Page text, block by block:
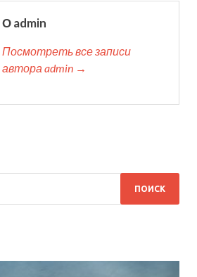
О admin
Посмотреть все записи
автора admin →